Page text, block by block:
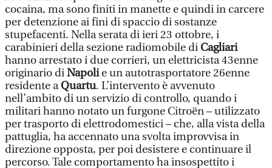
cocaina, ma sono finiti in manette e quindi in carcere
per detenzione ai fini di spaccio di sostanze
stupefacenti. Nella serata di ieri 23 ottobre, i
carabinieri della sezione radiomobile di Cagliari
hanno arrestato i due corrieri, un elettricista 43enne
originario diNapolie un autotrasportatore 26enne
residente aQuartu. L’intervento è avvenuto
nell’ambito di un servizio di controllo, quando i
militari hanno notato un furgone Citroën – utilizzato
per trasporto di elettrodomestici – che, alla vista della
pattuglia, ha accennato una svolta improvvisa in
direzione opposta, per poi desistere e continuare il
percorso. Tale comportamento ha insospettito i